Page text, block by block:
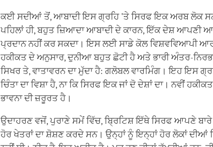
ਕਈ ਸਦੀਆਂ ਤੋਂ, ਆਬਾਦੀ ਇਸ ਗ੍ਰਹਿ 'ਤੇ ਸਿਰਫ ਇਕ ਅਰਬ ਲੋਕ
ਪਹਿਲਾਂ ਹੀ, ਬਹੁਤ ਜ਼ਿਆਦਾ ਆਬਾਦੀ ਦੇ ਕਾਰਨ, ਇੱਕ ਦੇਸ਼ ਆਪਣੀ
ਪ੍ਰਦਾਨ ਨਹੀਂ ਕਰ ਸਕਦਾ। ਇਸ ਲਈ ਸਾਡੇ ਕੋਲ ਵਿਸ਼ਵਵਿਆਪੀ
ਹਕੀਕਤ ਦੇ ਅਨੁਸਾਰ, ਦੁਨੀਆ ਬਹੁਤ ਛੋਟੀ ਹੈ ਅਤੇ ਭਾਰੀ ਅੰਤਰ-
ਸਿਖਰ ਤੇ, ਵਾਤਾਵਰਨ ਦਾ ਮੁੱਦਾ ਹੈ: ਗਲੋਬਲ ਵਾਰਮਿੰਗ। ਇਹ ਇਸ
ਚਿੰਤਾ ਦਾ ਵਿਸ਼ਾ ਹੈ, ਨਾ ਕਿ ਸਿਰਫ ਇਕ ਜਾਂ ਦੋ ਦੇਸ਼ਾਂ ਦਾ। ਨਵੀਂ
ਭਾਵਨਾ ਦੀ ਜ਼ਰੂਰਤ ਹੈ।
ਉਦਾਹਰਣ ਵਜੋਂ, ਪੁਰਾਣੇ ਸਮੇਂ ਵਿੱਚ, ਬ੍ਰਿਟਿਸ਼ ਇੱਥੇ ਸਿਰਫ ਆਪਣੇ
ਹੋਰ ਖੇਤਰਾਂ ਦਾ ਸ਼ੋਸ਼ਣ ਕਰਦੇ ਸਨ। ਉਨ੍ਹਾਂ ਨੂੰ ਇਨ੍ਹਾਂ ਹੋਰ ਲੋਕਾਂ ਦੀਆਂ